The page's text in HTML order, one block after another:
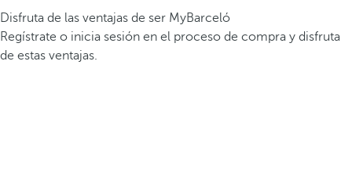
Disfruta de las ventajas de ser MyBarceló
Regístrate o inicia sesión en el proceso de compra y disfruta
de estas ventajas.